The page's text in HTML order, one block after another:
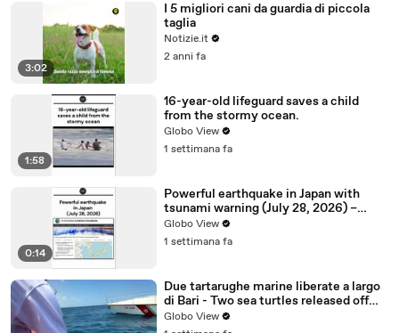
3:02
I 5 migliori cani da guardia di piccola
taglia
Notizie.it
2 anni fa
1:58
16-year-old lifeguard saves a child
from the stormy ocean.
Globo View
1 settimana fa
0:14
Powerful earthquake in Japan with
tsunami warning (July 28, 2026) –
USGS and INGV reports
Globo View
1 settimana fa
Due tartarughe marine liberate a largo
di Bari - Two sea turtles released off
the coast of Bari
Globo View